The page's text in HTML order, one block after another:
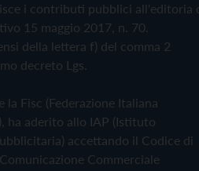
i contributi pubblici all'editoria
15 maggio 2017, n. 70.
della lettera f) del comma 2
decreto Lgs.
Fisc (Federazione Italiana
ha aderito allo IAP (Istituto
accettando il Codice di
Commerciale